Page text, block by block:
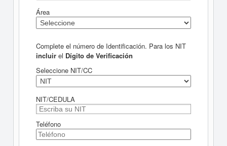
Área
Complete el número de Identificación. Para los NIT
incluirel Dígito de Verificación
Seleccione NIT/CC
NIT/CEDULA
Teléfono